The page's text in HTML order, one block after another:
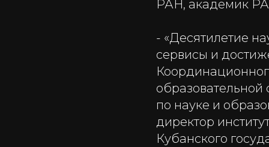
РАН, академик
- «Десятилетие
сервисы и
по науке и
директор
Кубанского